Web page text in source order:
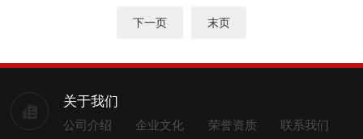
下一页 末页
关于我们
公司介绍 企业文化 荣誉资质 联系我们